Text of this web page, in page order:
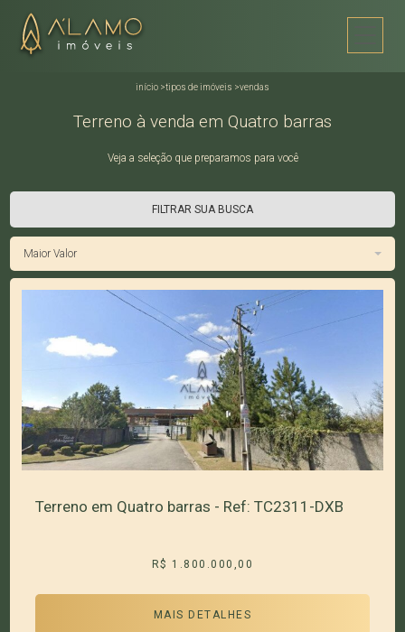
início >tipos de imóveis >vendas
Terreno à venda em Quatro barras
Veja a seleção que preparamos para você
FILTRAR SUA BUSCA
Maior Valor
Terreno em Quatro barras - Ref: TC2311-DXB
R$ 1.800.000,00
MAIS DETALHES